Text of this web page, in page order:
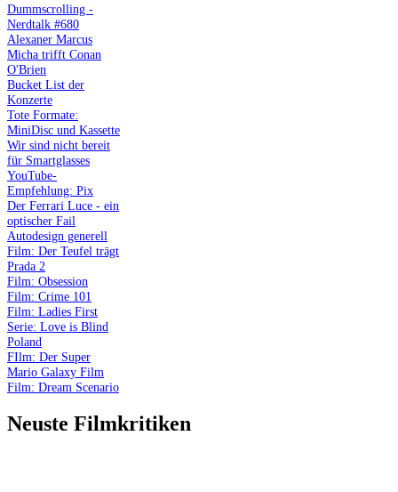
Dummscrolling -
Nerdtalk #680
Alexaner Marcus
Micha trifft Conan
O'Brien
Bucket List der
Konzerte
Tote Formate:
MiniDisc und Kassette
Wir sind nicht bereit
für Smartglasses
YouTube-
Empfehlung: Pix
Der Ferrari Luce - ein
optischer Fail
Autodesign generell
Film: Der Teufel trägt
Prada 2
Film: Obsession
Film: Crime 101
Film: Ladies First
Serie: Love is Blind
Poland
FIlm: Der Super
Mario Galaxy Film
Film: Dream Scenario
Neuste Filmkritiken